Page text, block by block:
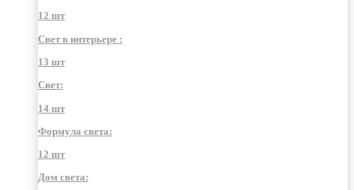
12 шт
Свет в интерьере :
13 шт
Свет:
14 шт
Формула света:
12 шт
Дом света: